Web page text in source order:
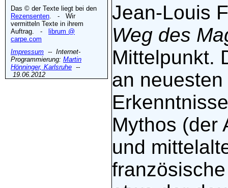
Jean-Louis
Weg des
Mittelpunkt.
an
Mythos (der
und
Das © der Texte liegt bei den
Rezensenten. - Wir
vermitteln Texte in ihrem
Auftrag. -
librum @
carpe.com
Impressum -- Internet-
Programmierung: Martin
Hönninger, Karlsruhe --
19.06.2012